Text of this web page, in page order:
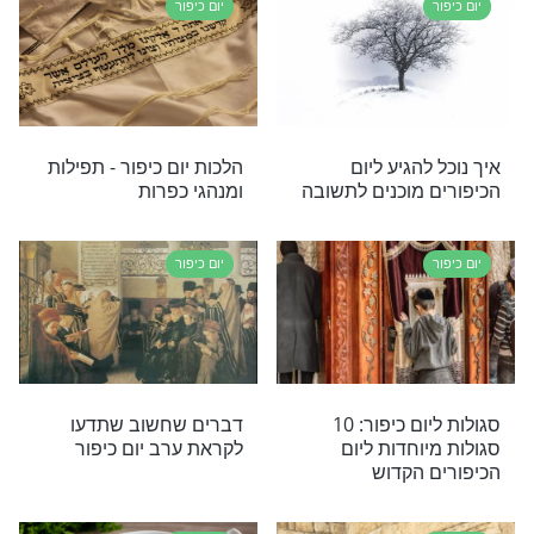
מאיתנו
יום כיפור
סגולה לערב יום כיפור
לביטול המקטרגים
יום כיפור